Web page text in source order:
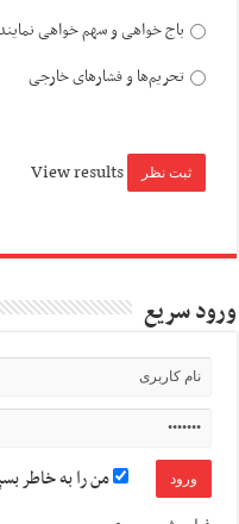
باج خواهی و سهم خواهی
تحریم‌ها و فشارهای خارجی
View results
ورود سریع
من را به خاطر